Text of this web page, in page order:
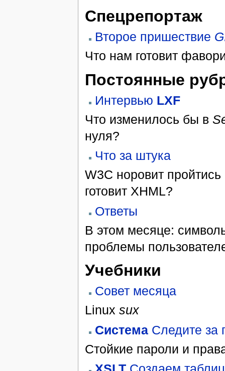
Спецрепортаж
Второе пришествие
Что нам готовит
Постоянные
Интервью LXF
Что изменилось бы в
нуля?
Что за штука
W3C норовит
готовит XHML?
Ответы
В этом месяце:
проблемы
Учебники
Совет месяца
Linux sux
СистемаСледите за
Стойкие пароли и